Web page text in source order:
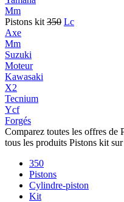
Mm
Pistons kit 350 Lc
Axe
Mm
Suzuki
Moteur
Kawasaki
X2
Tecnium
Ycf
Forgés
Comparez toutes les offres de
tous les produits Pistons kit
350
Pistons
Cylindre-piston
Kit